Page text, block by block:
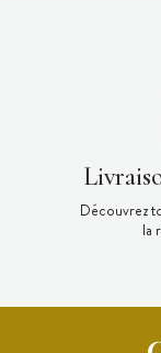
Découvrez
la